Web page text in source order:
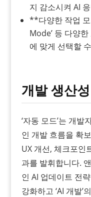
지 감소시켜 AI
**다양한 작업 모
Mode’ 등 다양
에 맞게 선택할
개발 생산
‘자동 모드’는 개
인 개발 흐름을 확
UX 개선, 체크포인
과를 발휘합니다.
인 AI 업데이트 전
강화하고 ‘AI 개발’